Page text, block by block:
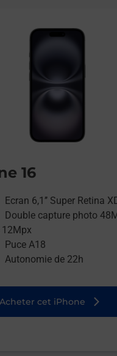
16
Ecran 6,1’’ Super Retina
Double capture photo
12Mpx
Puce A18
Autonomie de 22h
Acheter cet iPhone